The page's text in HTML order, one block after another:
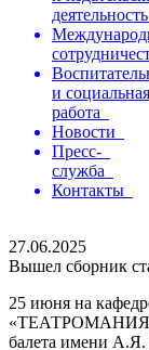
деятельность
и социальная
работа
Новости
Пресс-
служба
Контакты
27.06.2025
Вышел сборник
25 июня на
«ТЕАТРОМАНИЯ:
балета имени А.Я.